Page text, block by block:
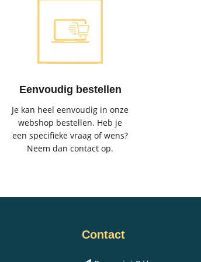
Eenvoudig bestellen
Je kan heel eenvoudig in onze
webshop bestellen. Heb je
een specifieke vraag of wens?
Neem dan contact op.
Contact